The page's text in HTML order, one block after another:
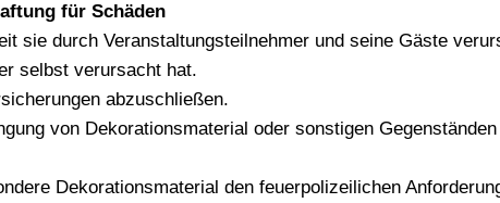
für Schäden
sie durch Veranstaltungsteilnehmer und seine Gäste
selbst verursacht hat.
abzuschließen.
von Dekorationsmaterial oder sonstigen
Dekorationsmaterial den feuerpolizeilichen